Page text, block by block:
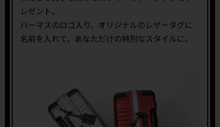
レゼント。
バーマスのロゴ入り、オリジナルのレザータグに
名前を入れて、あなただけの特別なスタイルに。